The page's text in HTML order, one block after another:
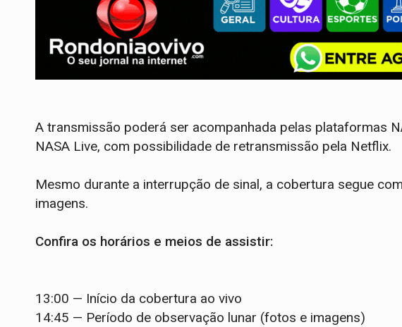
A transmissão poderá ser acompanhada pelas plataformas
NASA Live, com possibilidade de retransmissão pela Netflix.
Mesmo durante a interrupção de sinal, a cobertura segue
imagens.
Confira os horários e meios de assistir:
13:00 — Início da cobertura ao vivo
14:45 — Período de observação lunar (fotos e imagens)